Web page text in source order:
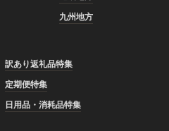
九州地方
訳あり返礼品特集
定期便特集
日用品・消耗品特集